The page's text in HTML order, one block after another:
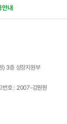
안내
) 3층 성장지원부
번호 : 2007-강원원